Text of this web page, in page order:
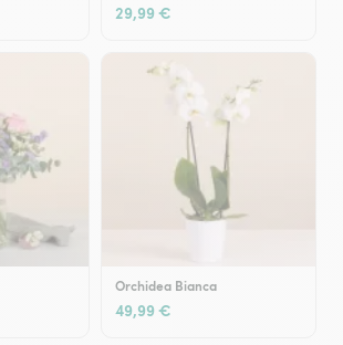
29,99 €
Orchidea Bianca
49,99 €